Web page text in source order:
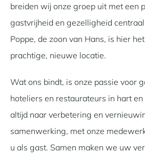
breiden wij onze groep uit met een
gastvrijheid en gezelligheid
Poppe, de zoon van Hans, is hier
prachtige, nieuwe locatie.
Wat ons bindt, is onze passie voor
hoteliers en restaurateurs in hart
altijd naar verbetering en
samenwerking, met onze
u als gast. Samen maken we uw